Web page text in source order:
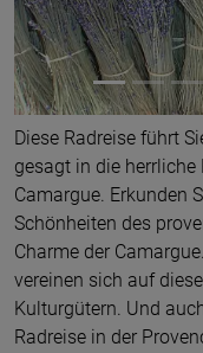
Diese Radreise führt
gesagt in die
Camargue. Erkunden
Schönheiten des
Charme der
vereinen sich auf
Kulturgütern. Und
Radreise in der